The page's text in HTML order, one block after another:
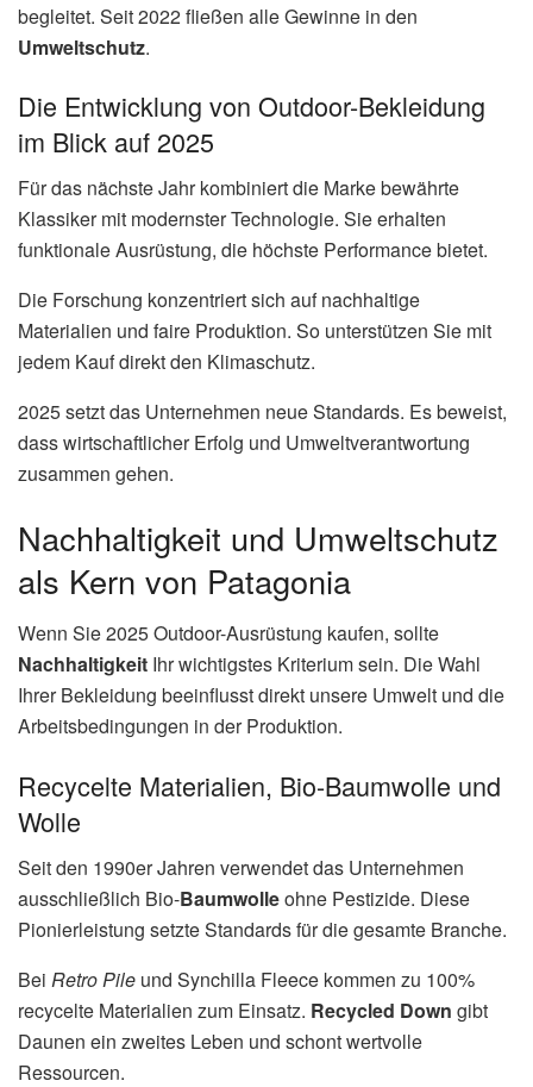
begleitet. Seit 2022 fließen alle Gewinne in den
Umweltschutz.
Die Entwicklung von Outdoor-Bekleidung
im Blick auf 2025
Für das nächste Jahr kombiniert die Marke bewährte
Klassiker mit modernster Technologie. Sie erhalten
funktionale Ausrüstung, die höchste Performance bietet.
Die Forschung konzentriert sich auf nachhaltige
Materialien und faire Produktion. So unterstützen Sie mit
jedem Kauf direkt den Klimaschutz.
2025 setzt das Unternehmen neue Standards. Es beweist,
dass wirtschaftlicher Erfolg und Umweltverantwortung
zusammen gehen.
Nachhaltigkeit und Umweltschutz
als Kern von Patagonia
Wenn Sie 2025 Outdoor-Ausrüstung kaufen, sollte
Nachhaltigkeit Ihr wichtigstes Kriterium sein. Die Wahl
Ihrer Bekleidung beeinflusst direkt unsere Umwelt und die
Arbeitsbedingungen in der Produktion.
Recycelte Materialien, Bio-Baumwolle und
Wolle
Seit den 1990er Jahren verwendet das Unternehmen
ausschließlich Bio-Baumwolleohne Pestizide. Diese
Pionierleistung setzte Standards für die gesamte Branche.
Bei Retro Pile und Synchilla Fleece kommen zu 100%
recycelte Materialien zum Einsatz. Recycled Down gibt
Daunen ein zweites Leben und schont wertvolle
Ressourcen.